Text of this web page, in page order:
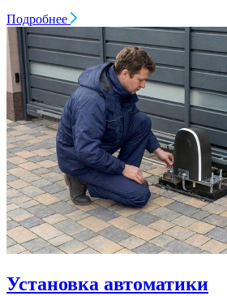
Подробнее
Установка автоматики